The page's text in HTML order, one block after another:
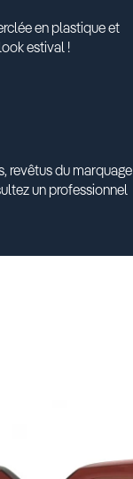
en plastique et
estival !
revêtus du marquage
un professionnel